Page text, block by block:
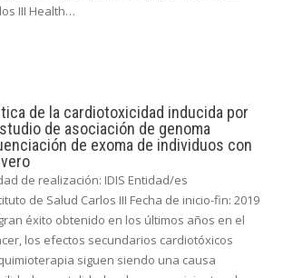
III Health…
de la cardiotoxicidad inducida por
de asociación de genoma
de exoma de individuos con
de realización: IDIS Entidad/es
de Salud Carlos III Fecha de inicio-fin: 2019
éxito obtenido en los últimos años en el
los efectos secundarios cardiotóxicos
siguen siendo una causa